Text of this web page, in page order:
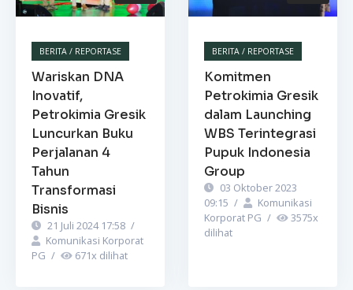
BERITA / REPORTASE
Wariskan DNA
Inovatif,
Petrokimia Gresik
Luncurkan Buku
Perjalanan 4
Tahun
Transformasi
Bisnis
21 Juli 2024 17:58 /
Komunikasi Korporat
PG / 671x dilihat
BERITA / REPORTASE
Komitmen
Petrokimia Gresik
dalam Launching
WBS Terintegrasi
Pupuk Indonesia
Group
03 Oktober 2023
09:15 /
Komunikasi
Korporat PG / 3575x
dilihat